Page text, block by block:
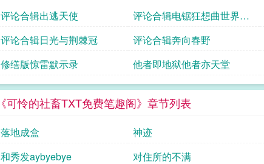
评论合辑出逃天使
评论合辑电锯狂想曲世界那
么大我想去看
评论合辑日光与荆棘冠
评论合辑奔向春野
修缮版惊雷默示录
他者即地狱他者亦天堂
《可怜的社畜TXT免费笔趣阁》章节列表
落地成盒 神迹
和秀发aybyebye
对住所的不满